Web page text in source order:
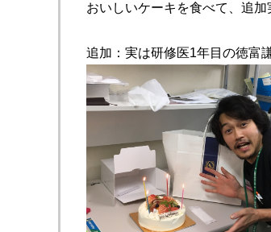
おいしいケーキを食べて、追
追加：実は研修医1年目の徳富